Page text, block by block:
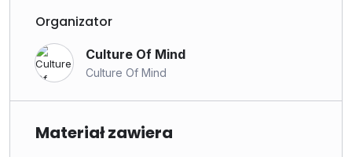
Organizator
Culture Of Mind
Culture Of Mind
Materiał zawiera